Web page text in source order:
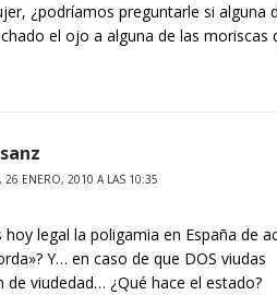
¿podríamos preguntarle si alguna
el ojo a alguna de las moriscas
26 ENERO, 2010 A LAS 10:35
hoy legal la poligamia en España de
Y… en caso de que DOS viudas
de viudedad… ¿Qué hace el estado?